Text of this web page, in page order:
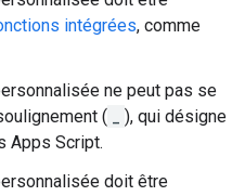
intégrées, comme
ne peut pas se
(
), qui désigne
Apps Script.
doit être